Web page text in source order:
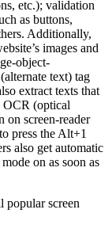
etc.); validation
as buttons,
Additionally,
images and
object-
text) tag
extract texts that
OCR (optical
on screen-reader
press the Alt+1
also get automatic
on as soon as
popular screen